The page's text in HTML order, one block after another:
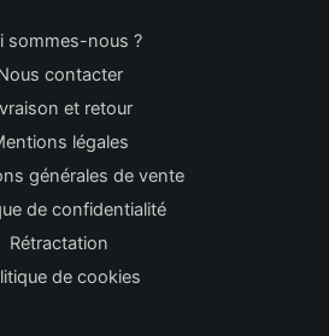
sommes-nous ?
contacter
et retour
légales
générales de vente
de confidentialité
Rétractation
de cookies